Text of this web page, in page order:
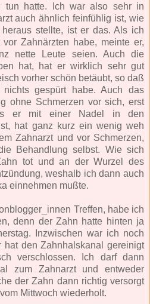
tun hatte. Ich war also sehr in
auch ähnlich feinfühlig ist, wie
stellte, ist er das. Als ich
Zahnärzten habe, meinte er,
nette Leute seien. Auch die
hat, hat er wirklich sehr gut
vorher schön betäubt, so daß
gespürt habe. Auch das
ohne Schmerzen vor sich, erst
er mit einer Nadel in den
hat ganz kurz ein wenig weh
Zahnarzt und vor Schmerzen,
Behandlung selbst. Wie sich
tot und an der Wurzel des
weshalb ich dann auch
einnehmen mußte.
Treffen, habe ich
denn der Zahn hatte hinten ja
Inzwischen war ich noch
hat den Zahnhalskanal gereinigt
verschlossen. Ich darf dann
zum Zahnarzt und entweder
der Zahn dann richtig versorgt
Mittwoch wiederholt.